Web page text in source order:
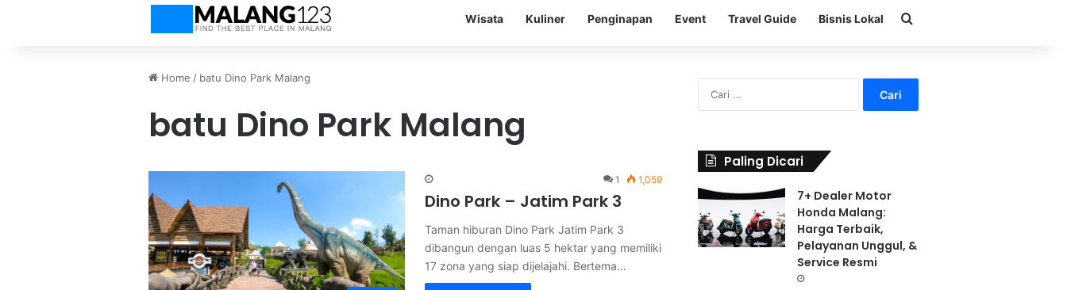
Wisata Kuliner Penginapan Event Travel Guide Bisnis Lokal Search for
Home / batu Dino Park Malang
batu Dino Park Malang
1 1,059
Dino Park – Jatim Park 3
Taman hiburan Dino Park Jatim Park 3
dibangun dengan luas 5 hektar yang memiliki
17 zona yang siap dijelajahi. Bertema…
u
k
:
Paling Dicari
7+ Dealer Motor
Honda Malang:
Harga Terbaik,
Pelayanan Unggul, &
Service Resmi